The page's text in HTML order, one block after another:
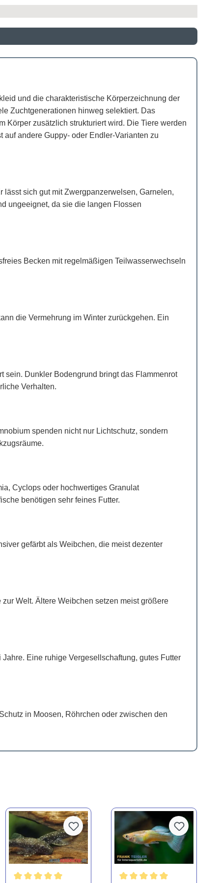
und die charakteristische Körperzeichnung der
Zuchtgenerationen hinweg selektiert. Das
Körper zusätzlich strukturiert wird. Die Tiere werden
andere Guppy- oder Endler-Varianten zu
sich gut mit Zwergpanzerwelsen, Garnelen,
ungeeignet, da sie die langen Flossen
Becken mit regelmäßigen Teilwasserwechseln
die Vermehrung im Winter zurückgehen. Ein
sein. Dunkler Bodengrund bringt das Flammenrot
Verhalten.
spenden nicht nur Lichtschutz, sondern
Cyclops oder hochwertiges Granulat
benötigen sehr feines Futter.
gefärbt als Weibchen, die meist dezenter
Welt. Ältere Weibchen setzen meist größere
Eine ruhige Vergesellschaftung, gutes Futter
in Moosen, Röhrchen oder zwischen den